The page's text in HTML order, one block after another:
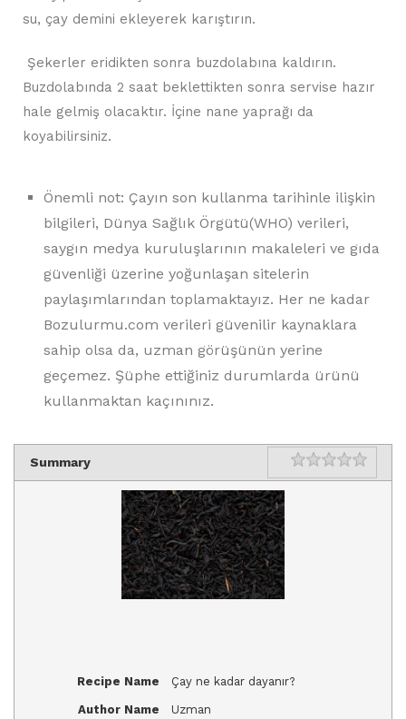
su, çay demini ekleyerek karıştırın.
Şekerler eridikten sonra buzdolabına kaldırın.
Buzdolabında 2 saat beklettikten sonra servise hazır
hale gelmiş olacaktır. İçine nane yaprağı da
koyabilirsiniz.
Önemli not: Çayın son kullanma tarihinle ilişkin
bilgileri, Dünya Sağlık Örgütü(WHO) verileri,
saygın medya kuruluşlarının makaleleri ve gıda
güvenliği üzerine yoğunlaşan sitelerin
paylaşımlarından toplamaktayız. Her ne kadar
Bozulurmu.com verileri güvenilir kaynaklara
sahip olsa da, uzman görüşünün yerine
geçemez. Şüphe ettiğiniz durumlarda ürünü
kullanmaktan kaçınınız.
Summary Rating
Recipe Name Çay ne kadar dayanır?
Author Name Uzman